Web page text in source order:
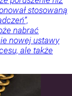
stosowaną
nabrać
nowej ustawy
ale także